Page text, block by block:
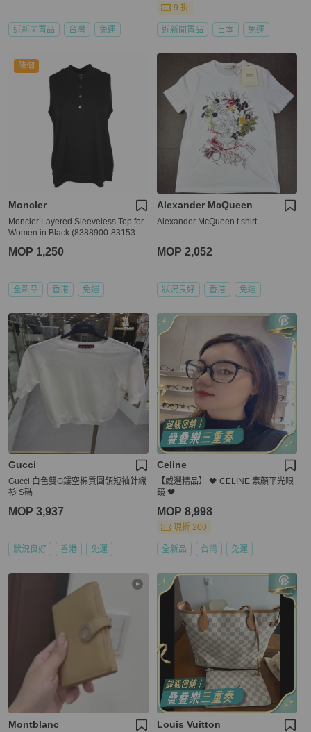
近新閒置品 台灣 免運
9 折
近新閒置品 日本 免運
降價
Moncler
Moncler Layered Sleeveless Top for
Women in Black (8388900-83153-99
MOP 1,250
全新品 香港 免運
Alexander McQueen
Alexander McQueen t shirt
MOP 2,052
狀況良好 香港 免運
Gucci
Gucci 白色雙G鏤空棉質圓領短袖針織
衫 S碼
MOP 3,937
狀況良好 香港 免運
Celine
【威選精品】 🖤 CELINE 素顏平光眼
鏡 🖤
MOP 8,998
現折 200
全新品 台灣 免運
Montblanc Louis Vuitton